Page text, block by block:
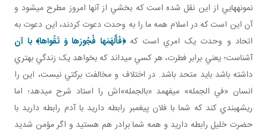
نمونه هايي از اين نقل شده است که بخشي از آنها امروز مطرح مي شود و
آن اين است که در اسلام همه ما را به وحدت دعوت کردند، اين دعوت به
اتحاد و وحدت يک امري است که﴿فَأَلْهَمَها فُجُورَها وَ تَقْواها﴾ با آن
آشناست؛ يعني برابر فطرت، هر کسي مي داند که بخواهد يک زندگي بهتري
داشته باشد بايد متحد باشد. در اختلاف و مخالفت برکتي نيست، اين را
انسان «في الجمله» مي فهمد «بالجمله»اش را استاد شرح مي دهد؛ اما
ريشه بندي کند که شما با فلان پيغمبر رابطه داريد با آدم رابطه داريد با
حضرت خليل رابطه داريد و همه شما برادر هم هستيد و اگر مؤمن شديد